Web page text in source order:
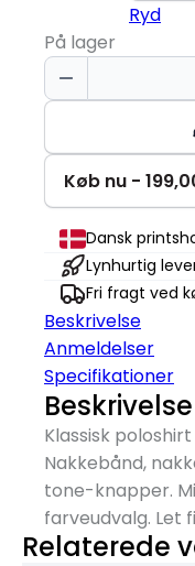
Ryd
På lager
Komfort
Poloshirt
Dame
antal
Køb nu -
Dansk
Lynhurtig
Fri fragt ved
Beskrivelse
Anmeldelser
Specifikationer
Beskrivelse
Klassisk
Nakkebånd,
tone-knapper.
farveudvalg. Let
Relaterede